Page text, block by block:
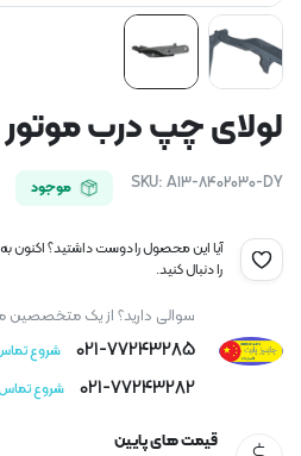
لولای چپ درب موتور
SKU: A13-8402030-DY موجود
آیا این محصول را دوست داشتید؟ اکنون
را دنبال کنید.
سوالی دارید؟ از یک متخصصین
021-77243285 شروع
021-77243282 شروع
قیمت های پایین